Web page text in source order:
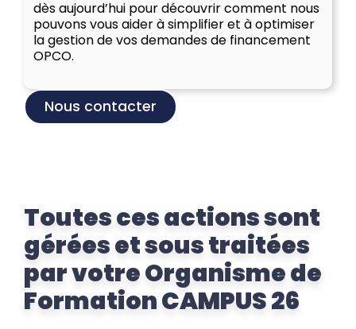
dès aujourd’hui pour découvrir comment nous
pouvons vous aider à simplifier et à optimiser
la gestion de vos demandes de financement
OPCO.
Nous contacter
Toutes ces actions sont
gérées et sous traitées
par votre Organisme de
Formation CAMPUS 26